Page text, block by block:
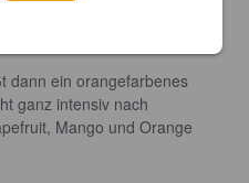
dann ein orangefarbenes
ganz intensiv nach
Mango und Orange